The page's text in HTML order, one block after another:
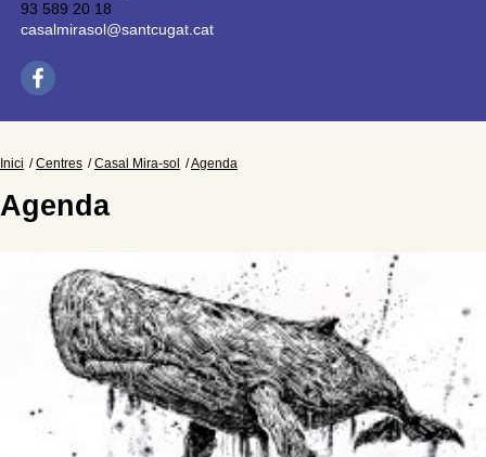
93 589 20 18
casalmirasol@santcugat.cat
Inici Centres Casal Mira-sol Agenda
Agenda